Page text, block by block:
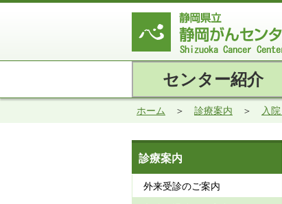
センター紹介
ホーム 診療案内 入
診療案内
外来受診のご案内